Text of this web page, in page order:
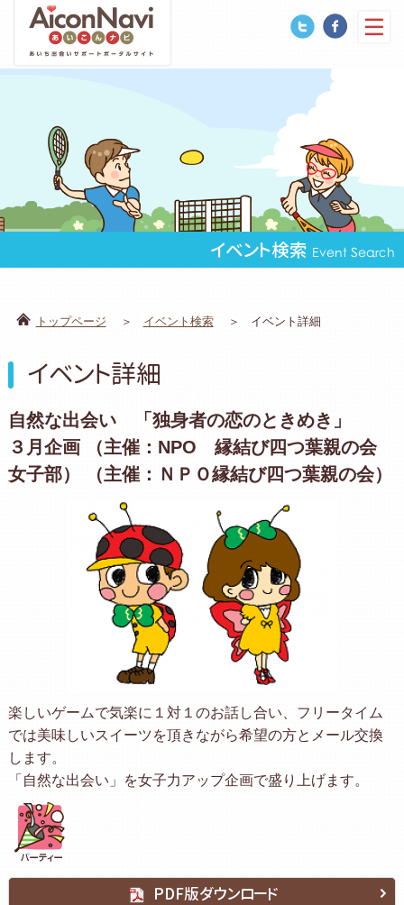
イベント検索 Event Search
トップページ イベント検索 イベント詳細
イベント詳細
自然な出会い 「独身者の恋のときめき」
３月企画 （主催：NPO 縁結び四つ葉親の会
女子部） （主催：ＮＰＯ縁結び四つ葉親の会）
楽しいゲームで気楽に１対１のお話し合い、フリータイム
では美味しいスイーツを頂きながら希望の方とメール交換
します。
「自然な出会い」を女子力アップ企画で盛り上げます。
PDF版ダウンロード